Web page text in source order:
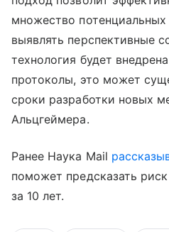
множество
выявлять перспективные
технология будет
протоколы, это может
сроки разработки новых
Альцгеймера.
Ранее Наука Mail
поможет предсказать
за 10 лет.